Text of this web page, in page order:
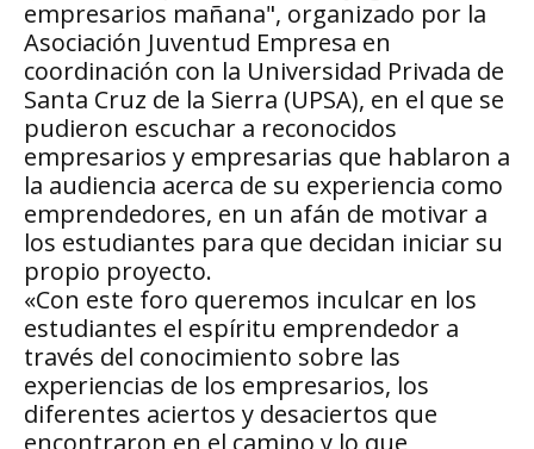
empresarios mañana", organizado por la
Asociación Juventud Empresa en
coordinación con la Universidad Privada de
Santa Cruz de la Sierra (UPSA), en el que se
pudieron escuchar a reconocidos
empresarios y empresarias que hablaron a
la audiencia acerca de su experiencia como
emprendedores, en un afán de motivar a
los estudiantes para que decidan iniciar su
propio proyecto.
«Con este foro queremos inculcar en los
estudiantes el espíritu emprendedor a
través del conocimiento sobre las
experiencias de los empresarios, los
diferentes aciertos y desaciertos que
encontraron en el camino y lo que